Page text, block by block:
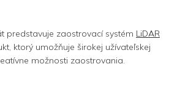
predstavuje zaostrovací systém LiDAR
ktorý umožňuje širokej užívateľskej
možnosti zaostrovania.